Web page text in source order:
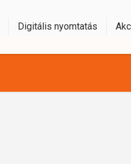
Digitális nyomtatás